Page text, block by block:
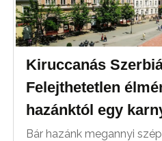
Kiruccanás
Felejthetetlen
hazánktól egy
Bár hazánk megannyi